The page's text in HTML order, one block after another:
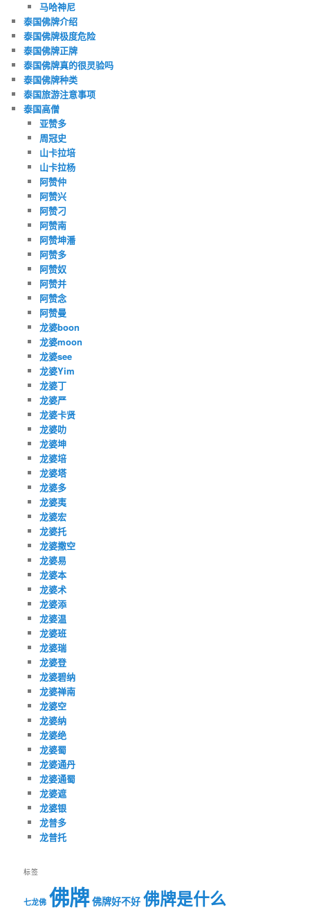
马哈神尼
泰国佛牌介绍
泰国佛牌极度危险
泰国佛牌正牌
泰国佛牌真的很灵验吗
泰国佛牌种类
泰国旅游注意事项
泰国高僧
亚赞多
周冠史
山卡拉培
山卡拉杨
阿赞仲
阿赞兴
阿赞刁
阿赞南
阿赞坤潘
阿赞多
阿赞奴
阿赞并
阿赞念
阿赞曼
龙婆boon
龙婆moon
龙婆see
龙婆Yim
龙婆丁
龙婆严
龙婆卡贤
龙婆叻
龙婆坤
龙婆培
龙婆塔
龙婆多
龙婆夷
龙婆宏
龙婆托
龙婆撒空
龙婆易
龙婆本
龙婆术
龙婆添
龙婆温
龙婆班
龙婆瑞
龙婆登
龙婆碧纳
龙婆禅南
龙婆空
龙婆纳
龙婆绝
龙婆蜀
龙婆通丹
龙婆通蜀
龙婆遮
龙婆银
龙普多
龙普托
标签
七龙佛 佛牌 佛牌好不好 佛牌是什么